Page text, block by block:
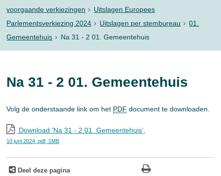
voorgaande verkiezingen
Uitslagen Europees
Parlementsverkiezing 2024
Uitslagen per stembureau
01.
Gemeentehuis
Na 31 - 2 01. Gemeentehuis
Na 31 - 2 01. Gemeentehuis
Volg de onderstaande link om het PDF document te downloaden.
Download ‘Na 31 - 2 01. Gemeentehuis’,
10 juni 2024,pdf , 1MB
Deel deze pagina